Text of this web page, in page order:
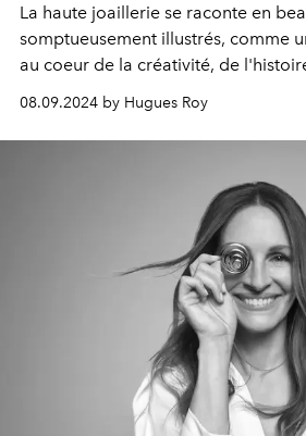
La haute joaillerie se raconte en
somptueusement illustrés, comme
au coeur de la créativité, de
08.09.2024 by Hugues Roy